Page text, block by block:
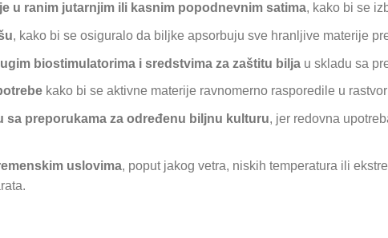
u ranim jutarnjim ili kasnim popodnevnim satima, kako bi se
, kako bi se osiguralo da biljke apsorbuju sve hranljive materije
biostimulatorima i sredstvima za zaštitu biljau skladu sa
kako bi se aktivne materije ravnomerno rasporedile u
sa preporukama za određenu biljnu kulturu, jer redovna
uslovima, poput jakog vetra, niskih temperatura ili